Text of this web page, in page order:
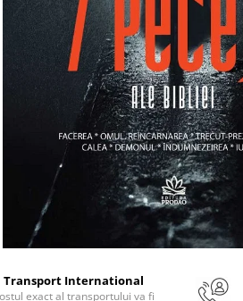
Transport International
exact al transportului va fi